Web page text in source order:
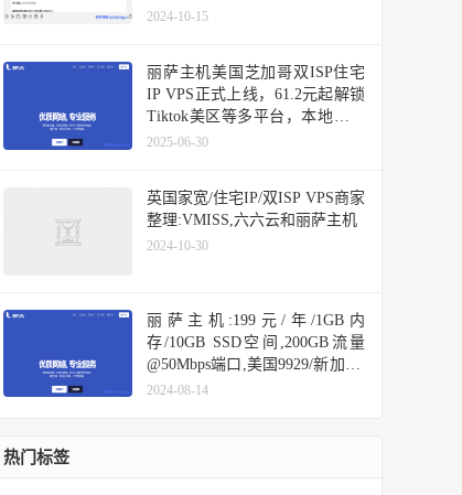
解锁所有美区服务,陨石级稀缺,
2024-10-15
丽萨主机美国芝加哥双ISP住宅
IP VPS正式上线，61.2元起解锁
Tiktok美区等多平台，本地运营
利器
2025-06-30
英国家宽/住宅IP/双ISP VPS商家
整理:VMISS,六六云和丽萨主机
2024-10-30
丽萨主机:199元/年/1GB内
存/10GB SSD空间,200GB流量
@50Mbps端口,美国9929/新加坡/
台湾
2024-08-14
热门标签